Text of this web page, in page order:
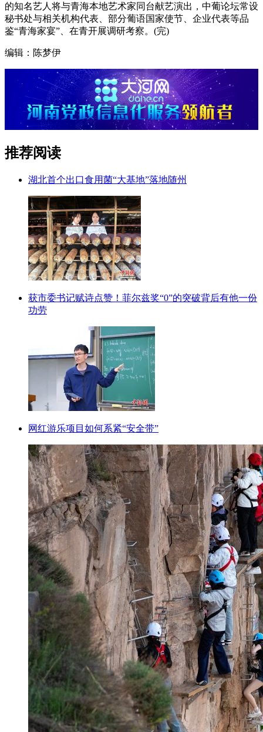
的知名艺人将与青海本地艺术家同台献艺演出，中葡论坛常设
秘书处与相关机构代表、部分葡语国家使节、企业代表等品
鉴“青海家宴”、在青开展调研考察。(完)
编辑：陈梦伊
推荐阅读
湖北首个出口食用菌“大基地”落地随州
获市委书记赋诗点赞！菲尔兹奖“0”的突破背后有他一份
功劳
网红游乐项目如何系紧“安全带”